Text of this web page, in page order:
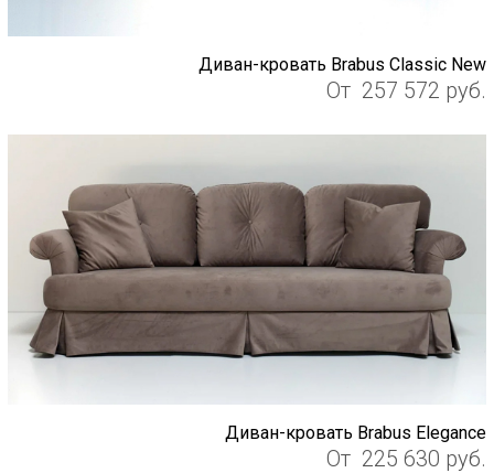
Диван-кровать Brabus Classic New
От 257 572 руб.
Диван-кровать Brabus Elegance
От 225 630 руб.